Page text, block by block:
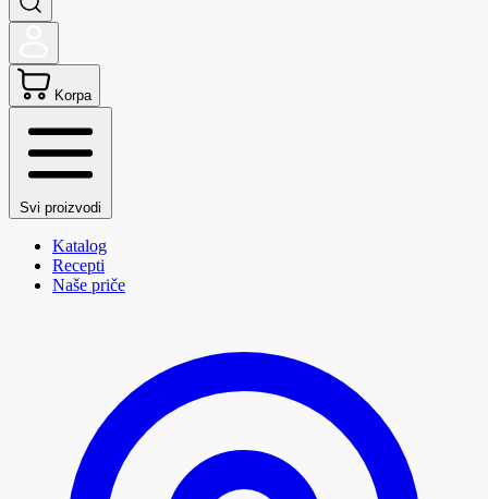
Korpa
Svi proizvodi
Katalog
Recepti
Naše priče